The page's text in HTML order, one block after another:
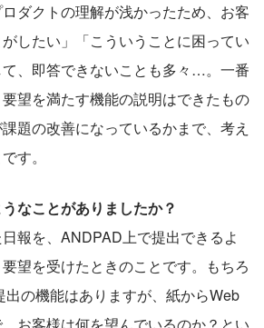
ダクトの理解が浅かったため、お客
したい」「こういうことに困ってい
、即答できないことも多々…。一番
望を満たす機能の説明はできたもの
題の改善になっているかまで、考え
す。
なことがありましたか？
日報を、ANDPAD上で提出できるよ
望を受けたときのことです。もちろ
の機能はありますが、紙からWeb